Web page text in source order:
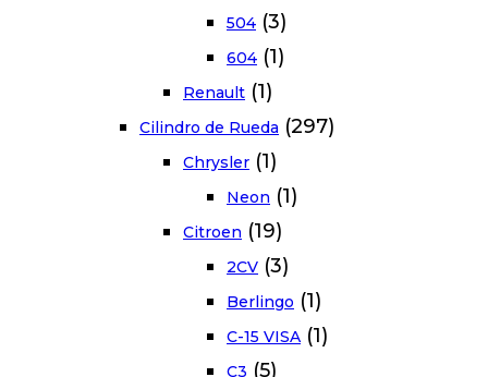
504 (3)
604 (1)
Renault (1)
Cilindro de Rueda (297)
Chrysler (1)
Neon (1)
Citroen (19)
2CV (3)
Berlingo (1)
C-15 VISA (1)
C3 (5)